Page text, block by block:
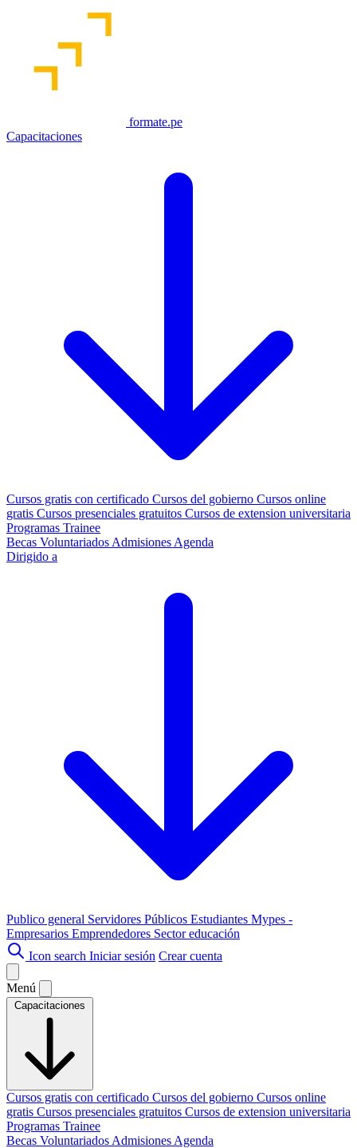
formate.pe
Capacitaciones
Cursos gratis con certificado Cursos del gobierno Cursos online
gratis Cursos presenciales gratuitos Cursos de extension universitaria
Programas Trainee
Becas Voluntariados Admisiones Agenda
Dirigido a
Publico general Servidores Públicos Estudiantes Mypes -
Empresarios Emprendedores Sector educación
Icon search Iniciar sesión Crear cuenta
Menú
Capacitaciones
Cursos gratis con certificado Cursos del gobierno Cursos online
gratis Cursos presenciales gratuitos Cursos de extension universitaria
Programas Trainee
Becas Voluntariados Admisiones Agenda